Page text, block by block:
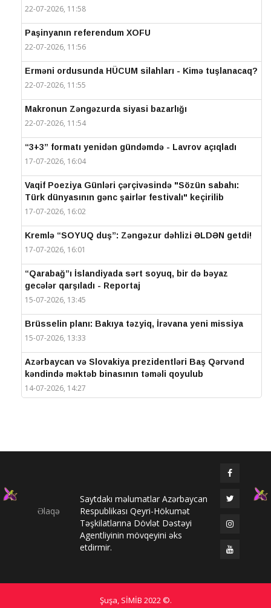
22-07-2026, 11:58
Paşinyanın referendum XOFU
22-07-2026, 11:56
Erməni ordusunda HÜCUM silahları - Kimə tuşlanacaq?
22-07-2026, 11:55
Makronun Zəngəzurda siyasi bazarlığı
22-07-2026, 11:54
“3+3” formatı yenidən gündəmdə - Lavrov açıqladı
17-07-2026, 16:04
Vaqif Poeziya Günləri çərçivəsində "Sözün sabahı:
Türk dünyasının gənc şairlər festivalı" keçirilib
17-07-2026, 16:02
Kremlə “SOYUQ duş”: Zəngəzur dəhlizi ƏLDƏN getdi!
17-07-2026, 16:01
“Qarabağ”ı İslandiyada sərt soyuq, bir də bəyaz
gecələr qarşıladı - Reportaj
15-07-2026, 13:45
Brüsselin planı: Bakıya təzyiq, İrəvana yeni missiya
15-07-2026, 13:33
Azərbaycan və Slovakiya prezidentləri Baş Qərvənd
kəndində məktəb binasının təməli qoyulub
14-07-2026, 14:27
Prezidentlər Şuşada mətbuata bəyanatlarla çıxış
Elməddin Behbud: “IV Şuşa Qlobal Media Forumu
beynəlxalq media əməkdaşlığının nüfuzlu
platformasına çevrilib”
14-07-2026, 14:24
Əlaqə
Saytdakı məlumatlar Azərbaycan
Respublikası Qeyri-Hökumət
Təşkilatlarına Dövlət Dəstəyi
Agentliyinin mövqeyini əks
etdirmir.
Şuşa, SİMİB 2022 ©.